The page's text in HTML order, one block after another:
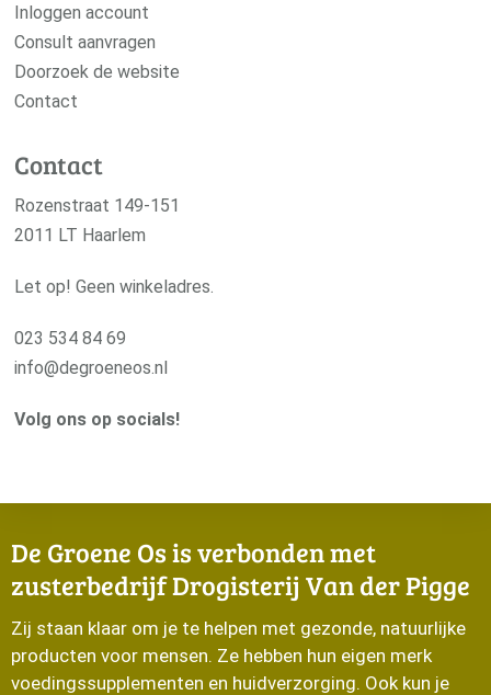
Inloggen account
Consult aanvragen
Doorzoek de website
Contact
Contact
Rozenstraat 149-151
2011 LT Haarlem
Let op! Geen winkeladres.
023 534 84 69
info@degroeneos.nl
Volg ons op socials!
De Groene Os is verbonden met
zusterbedrijf Drogisterij Van der Pigge
Zij staan klaar om je te helpen met gezonde, natuurlijke
producten voor mensen. Ze hebben hun eigen merk
voedingssupplementen en huidverzorging. Ook kun je